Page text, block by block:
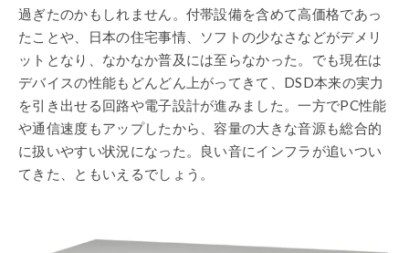
過ぎたのかもしれません。付帯設備を含めて高価格であっ
たことや、日本の住宅事情、ソフトの少なさなどがデメリ
ットとなり、なかなか普及には至らなかった。でも現在は
デバイスの性能もどんどん上がってきて、DSD本来の実力
を引き出せる回路や電子設計が進みました。一方でPC性能
や通信速度もアップしたから、容量の大きな音源も総合的
に扱いやすい状況になった。良い音にインフラが追いつい
てきた、ともいえるでしょう。